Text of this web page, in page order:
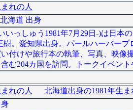
れの人
海道 出身
っしゅう1981年7月29日-)は日本
。愛知県出身。パールハーバー
付けや旅行本の執筆、写真、映
む204カ国を訪問。トークイベン
れの人
北海道出身の1981年生ま